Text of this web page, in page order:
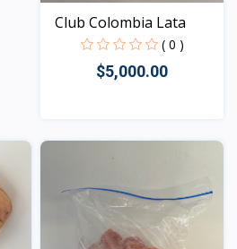
Club Colombia Lata
( 0 )
$5,000.00
Vista